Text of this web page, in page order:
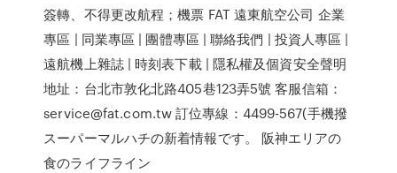
簽轉、不得更改航程；機票 FAT 遠東航空公司 企業
專區 | 同業專區 | 團體專區 | 聯絡我們 | 投資人專區 |
遠航機上雜誌 | 時刻表下載 | 隱私權及個資安全聲明
地址：台北市敦化北路405巷123弄5號 客服信箱：
service@fat.com.tw 訂位專線：4499-567(手機撥
スーパーマルハチの新着情報です。 阪神エリアの
食のライフライン